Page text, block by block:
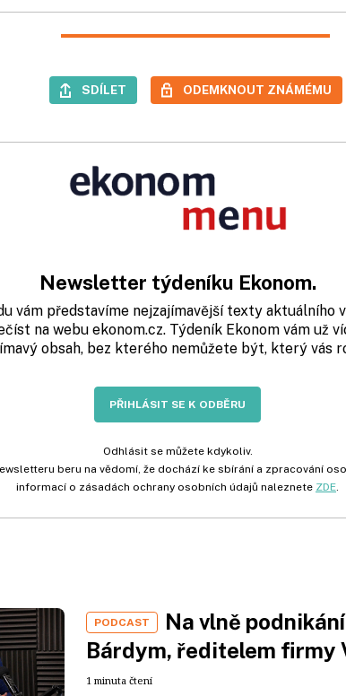
SDÍLET ODEMKNOUT ZNÁMÉMU
Newsletter týdeníku Ekonom.
vám představíme nejzajímavější texty aktuálního
na webu ekonom.cz. Týdeník Ekonom vám už
obsah, bez kterého nemůžete být, který vás
PŘIHLÁSIT SE K ODBĚRU
Odhlásit se můžete kdykoliv.
beru na vědomí, že dochází ke sbírání a zpracování
informací o zásadách ochrany osobních údajů naleznete ZDE
PODCAST
Na vlně
Bárdym, ředitelem firmy
1 minuta čtení